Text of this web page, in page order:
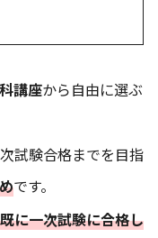
講座から自由に選ぶ
試験合格までを目指
です。
に一次試験に合格し